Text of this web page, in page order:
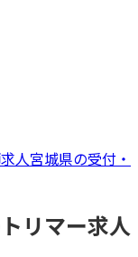
求人宮城県の受付・
トリマー求人